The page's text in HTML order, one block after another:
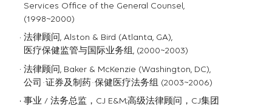
Services Office of the General Counsel,
(1998~2000)
法律顾问, Alston & Bird (Atlanta, GA),
医疗保健监管与国际业务组, (2000~2003)
法律顾问, Baker & McKenzie (Washington, DC),
公司·证券及制药·保健医疗法务组 (2003~2006)
事业 / 法务总监，CJ E&M;高级法律顾问，CJ集团